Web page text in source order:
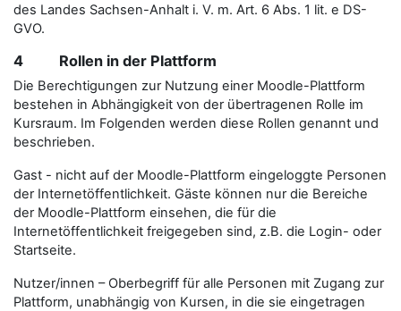
des Landes Sachsen-Anhalt i. V. m. Art. 6 Abs. 1 lit. e DS-
GVO.
4 Rollen in der Plattform
Die Berechtigungen zur Nutzung einer Moodle-Plattform
bestehen in Abhängigkeit von der übertragenen Rolle im
Kursraum. Im Folgenden werden diese Rollen genannt und
beschrieben.
Gast - nicht auf der Moodle-Plattform eingeloggte Personen
der Internetöffentlichkeit. Gäste können nur die Bereiche
der Moodle-Plattform einsehen, die für die
Internetöffentlichkeit freigegeben sind, z.B. die Login- oder
Startseite.
Nutzer/innen – Oberbegriff für alle Personen mit Zugang zur
Plattform, unabhängig von Kursen, in die sie eingetragen